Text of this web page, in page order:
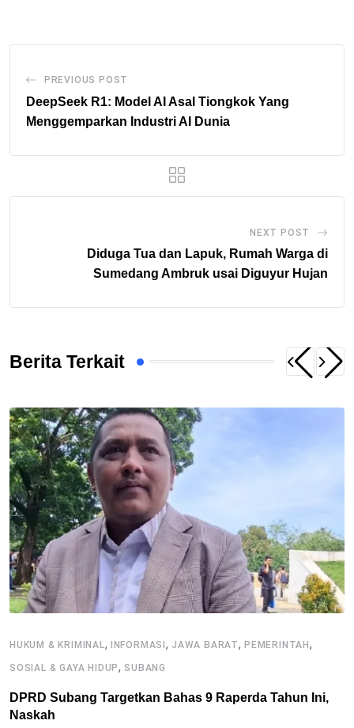
PREVIOUS POST
DeepSeek R1: Model AI Asal Tiongkok Yang
Menggemparkan Industri AI Dunia
NEXT POST
Diduga Tua dan Lapuk, Rumah Warga di
Sumedang Ambruk usai Diguyur Hujan
Berita Terkait
HUKUM & KRIMINAL, INFORMASI, JAWA BARAT,PEMERINTAH,
SOSIAL & GAYA HIDUP, SUBANG
DPRD Subang Targetkan Bahas 9 Raperda Tahun Ini,
Naskah